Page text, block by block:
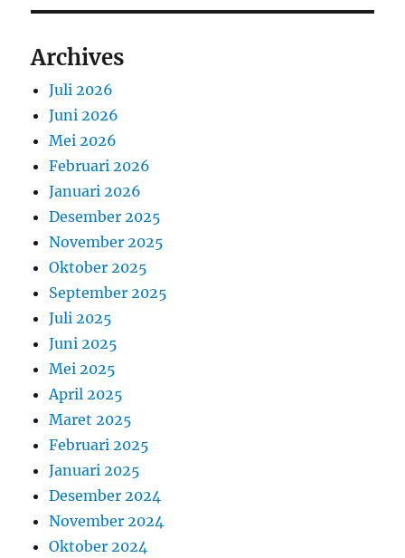
Archives
Juli 2026
Juni 2026
Mei 2026
Februari 2026
Januari 2026
Desember 2025
November 2025
Oktober 2025
September 2025
Juli 2025
Juni 2025
Mei 2025
April 2025
Maret 2025
Februari 2025
Januari 2025
Desember 2024
November 2024
Oktober 2024